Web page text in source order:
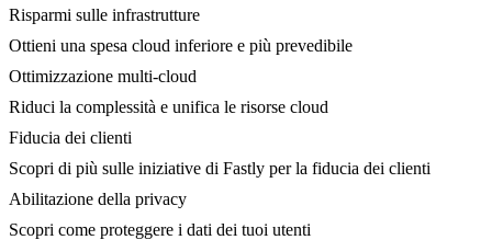
Risparmi sulle infrastrutture
Ottieni una spesa cloud inferiore e più prevedibile
Ottimizzazione multi-cloud
Riduci la complessità e unifica le risorse cloud
Fiducia dei clienti
Scopri di più sulle iniziative di Fastly per la fiducia dei clienti
Abilitazione della privacy
Scopri come proteggere i dati dei tuoi utenti